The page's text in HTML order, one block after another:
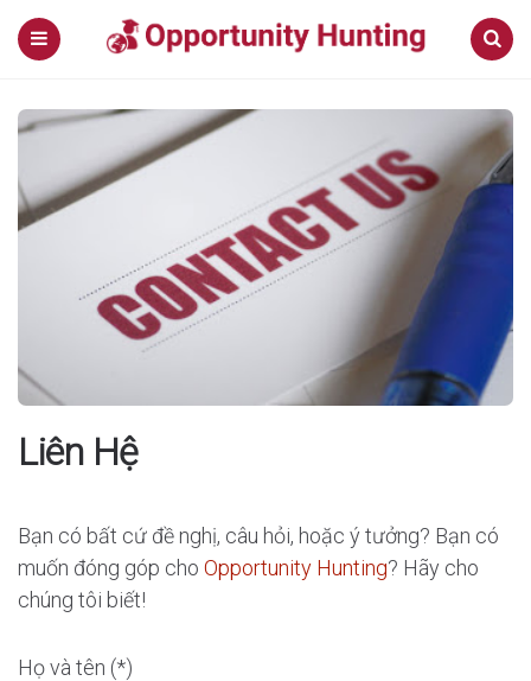
Liên Hệ
Bạn có bất cứ đề nghị, câu hỏi, hoặc ý tưởng? Bạn có
muốn đóng góp cho Opportunity Hunting? Hãy cho
chúng tôi biết!
Họ và tên (*)